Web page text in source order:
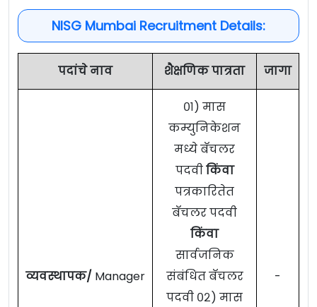
NISG Mumbai Recruitment Details:
पदांचे नाव शैक्षणिक पात्रता जागा
व्यवस्थापक/ Manager
०१) मास
कम्युनिकेशन
मध्ये बॅचलर
पदवीकिंवा
पत्रकारितेत
बॅचलर पदवी
किंवा
सार्वजनिक
संबंधित बॅचलर
पदवी ०२) मास
-